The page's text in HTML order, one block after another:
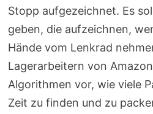
Stopp aufgezeichnet. Es
geben, die aufzeichnen,
Hände vom Lenkrad
Lagerarbeitern von
Algorithmen vor, wie viele
Zeit zu finden und zu